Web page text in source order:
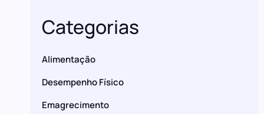
Categorias
Alimentação
Desempenho Físico
Emagrecimento